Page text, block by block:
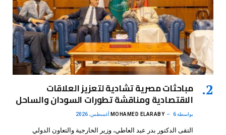
مباحثات مصرية تشادية لتعزيز العلاقات
الاقتصادية ومناقشة تطورات السودان والساحل
بواسطة MOHAMED ELARABY 6 أغسطس، 2026
التقى الدكتور بدر عبد العاطي، وزير الخارجية والتعاون الدولي